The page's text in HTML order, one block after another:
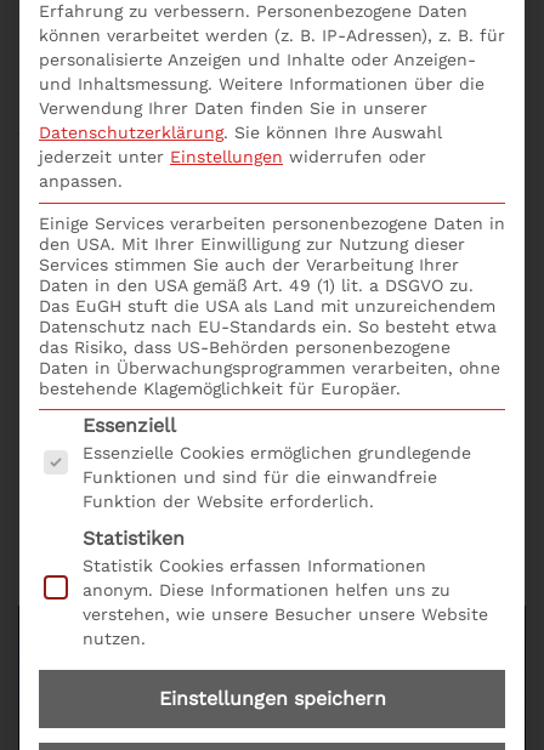
Was bedeutet agile Führung? Agilität als
Führungskraft ist im Zeitalter der Digitalisierung
nicht mehr wegzudenken. Mit dem Seminar New
Work: Agilität sicher umsetzen erlernst Du innovative
Techniken für ein agiles Mindset. Du trainierst die
notwendigen Fähigkeiten und Kenntnisse, um Agilität
im Team erfolgreich zu etablieren. Diese Skills
erwirbst Du mit dem Seminar New Work: Agilität
sicher umsetzen:
Prinzipien des agilen Managements: Was heißt
„agil“? Was bedeutet agiles Arbeiten?
Agilität: Was bedeutet das für Teams und
Mitarbeiter?
Ein agiles Unternehmen etablieren: Welche agilen
Kompetenzen benötigen Führungskräfte?
Seminar New Work: Agilität sicher umsetzen mit der
Produkt-Nr. E18 online buchen: bequem und einfach
mit demSeminarformular online.
Erfahrung zu verbessern. Personenbezogene Daten
können verarbeitet werden (z. B. IP-Adressen), z. B. für
personalisierte Anzeigen und Inhalte oder Anzeigen-
und Inhaltsmessung. Weitere Informationen über die
Verwendung Ihrer Daten finden Sie in unserer
Datenschutzerklärung. Sie können Ihre Auswahl
jederzeit unter Einstellungen widerrufen oder
anpassen.
Einige Services verarbeiten personenbezogene Daten in
den USA. Mit Ihrer Einwilligung zur Nutzung dieser
Services stimmen Sie auch der Verarbeitung Ihrer
Daten in den USA gemäß Art. 49 (1) lit. a DSGVO zu.
Das EuGH stuft die USA als Land mit unzureichendem
Datenschutz nach EU-Standards ein. So besteht etwa
das Risiko, dass US-Behörden personenbezogene
Daten in Überwachungsprogrammen verarbeiten, ohne
bestehende Klagemöglichkeit für Europäer.
Es folgt eine Liste der Service-Gruppen, für die
Essenziell
Essenzielle Cookies ermöglichen grundlegende
Funktionen und sind für die einwandfreie
Funktion der Website erforderlich.
Statistiken
Statistik Cookies erfassen Informationen
anonym. Diese Informationen helfen uns zu
verstehen, wie unsere Besucher unsere Website
nutzen.
Einstellungen speichern